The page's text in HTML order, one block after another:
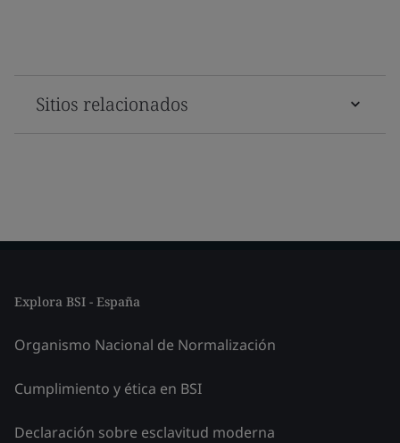
Sitios relacionados
Explora BSI - España
Organismo Nacional de Normalización
Cumplimiento y ética en BSI
Declaración sobre esclavitud moderna